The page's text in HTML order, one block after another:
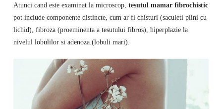
Atunci cand este examinat la microscop, tesutul mamar fibrochistic
pot include componente distincte, cum ar fi chisturi (saculeti plini cu
lichid), fibroza (proeminenta a tesutului fibros), hiperplazie la
nivelul lobulilor si adenoza (lobuli mari).